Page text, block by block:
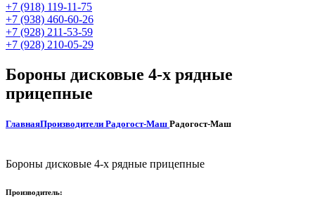
+7 (918) 119-11-75
+7 (938) 460-60-26
+7 (928) 211-53-59
+7 (928) 210-05-29
Бороны дисковые 4-х рядные
прицепные
ГлавнаяПроизводители Радогост-Маш Радогост-Маш
Бороны дисковые 4-х рядные прицепные
Производитель: